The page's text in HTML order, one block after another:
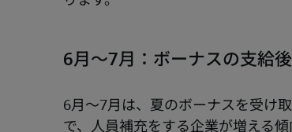
6月～7月：ボーナスの支給
6月～7月は、夏のボーナスを受け
で、人員補充をする企業が増える